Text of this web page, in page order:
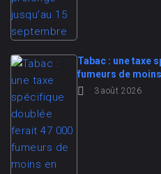
Tabac : une taxe
fumeurs de
3 août 2026